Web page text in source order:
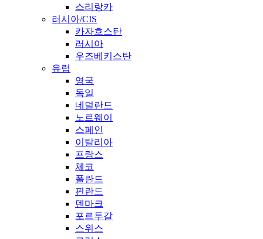
스리랑카
러시아/CIS
카자흐스탄
러시아
우즈베키스탄
유럽
영국
독일
네덜란드
노르웨이
스페인
이탈리아
프랑스
체코
폴란드
핀란드
덴마크
포르투갈
스위스